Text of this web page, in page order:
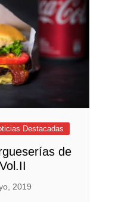
Destacadas
de
2019